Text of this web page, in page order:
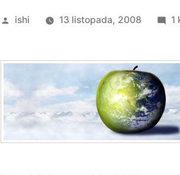
Opublikowane
ishi 13 listopada, 2008 1